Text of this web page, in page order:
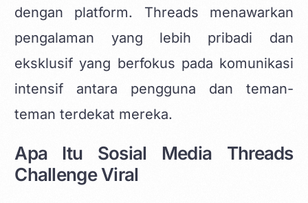
dengan platform. Threads menawarkan
pengalaman yang lebih pribadi dan
eksklusif yang berfokus pada komunikasi
intensif antara pengguna dan teman-
teman terdekat mereka.
Apa Itu Sosial Media Threads
Challenge Viral